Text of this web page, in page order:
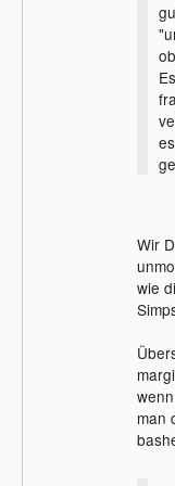
Wir
wie
man